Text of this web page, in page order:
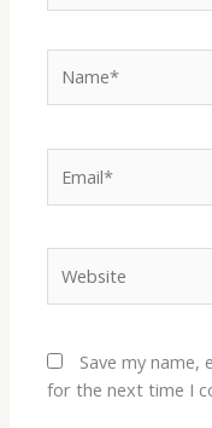
Save my name,
for the next time I